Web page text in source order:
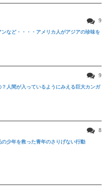
9
など・・・・アメリカ人がアジアの珍味を
9
人間が入っているようにみえる巨大カンガ
8
少年を救った青年のさりげない行動